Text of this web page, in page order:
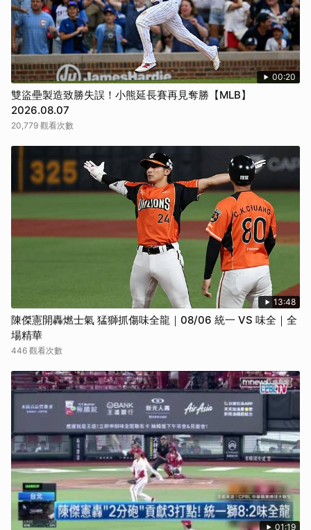
00:20
雙盜壘製造致勝失誤！小熊延長賽再見奪勝【MLB】
2026.08.07
20,779 觀看次數
13:48
陳傑憲開轟燃士氣 猛獅抓傷味全龍｜08/06 統一 VS 味全｜全
場精華
446 觀看次數
01:19